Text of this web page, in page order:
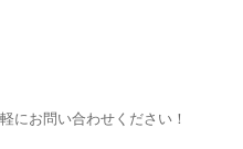
にお問い合わせください！